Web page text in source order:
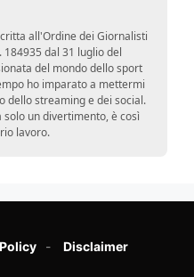
all'Ordine dei Giornalisti
dal 31 luglio del
del mondo dello sport
ho imparato a mettermi
dello streaming e dei social.
un divertimento, è così
lavoro.
Disclaimer